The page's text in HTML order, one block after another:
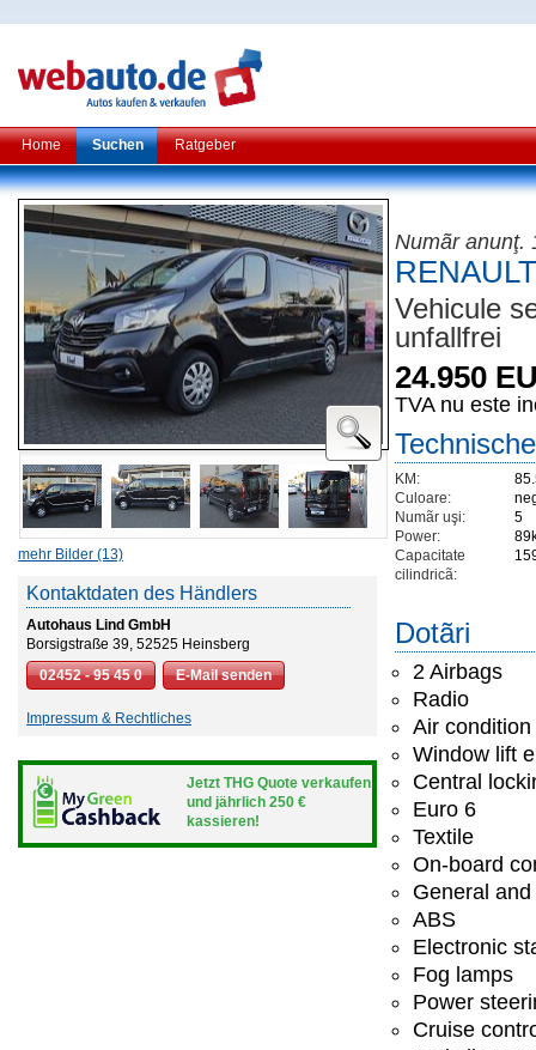
Home Suchen Ratgeber
mehr Bilder (13)
Kontaktdaten des Händlers
Autohaus Lind GmbH
Borsigstraße 39, 52525 Heinsberg
02452 - 95 45 0
E-Mail senden
Impressum & Rechtliches
Jetzt THG Quote verkaufen
und jährlich 250 €
kassieren!
Numãr anunţ.
Vehicule
unfallfrei
24.950
TVA nu este
KM:
Culoare:
Numãr uşi:
5
Power:
Capacitate
cilindricã:
Dotãri
2 Airbags
Radio
Air condition
Window lift
Central
Euro 6
Textile
On-board
General
ABS
Electronic
Fog lamps
Power
Cruise